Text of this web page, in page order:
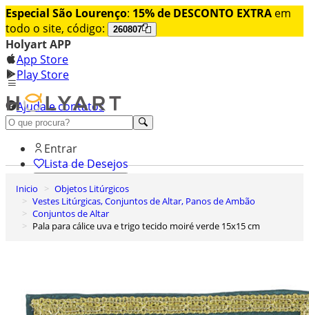
Especial São Lourenço: 15% de DESCONTO EXTRA em
todo o site, código:
260807
Holyart APP
App Store
Play Store
Ajuda e contatos
Conheça premium
Entrar
Lista de Desejos
0
Carrinho de Compras
Inicio
Objetos Litúrgicos
Vestes Litúrgicas, Conjuntos de Altar, Panos de Ambão
Conjuntos de Altar
Pala para cálice uva e trigo tecido moiré verde 15x15 cm